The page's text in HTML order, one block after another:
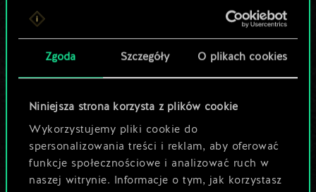
Zgoda Szczegóły O plikach cookies
Niniejsza strona korzysta z plików cookie
Wykorzystujemy pliki cookie do
spersonalizowania treści i reklam, aby oferować
funkcje społecznościowe i analizować ruch w
naszej witrynie. Informacje o tym, jak korzystasz
Lubisz grać tą talią?
Pomóż społeczności
odkryć jej
potencjał!
Nazwij talię i opisz swoją strategię